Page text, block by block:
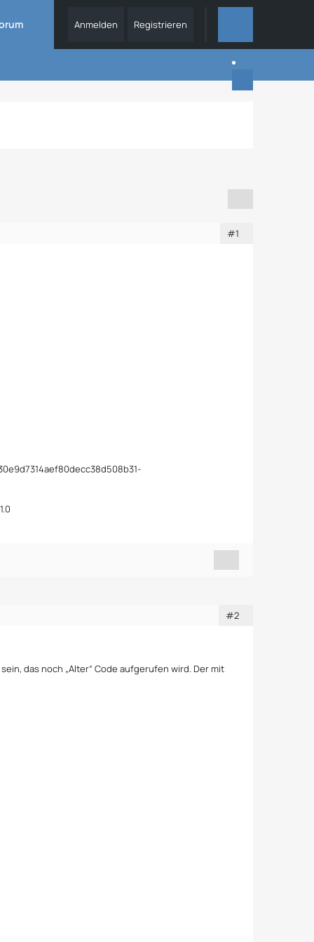
Anmelden Registrieren
#1
#2
das noch „Alter“ Code aufgerufen wird. Der mit